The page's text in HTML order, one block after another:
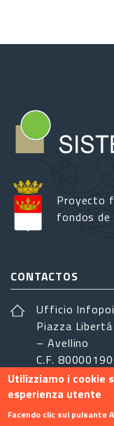
Proyecto
fondos de
CONTACTOS
Ufficio
Piazza
– Avellino
C.F.
SÍGANOS
Utilizziamo i cookie
esperienza utente
Facendo clic sul